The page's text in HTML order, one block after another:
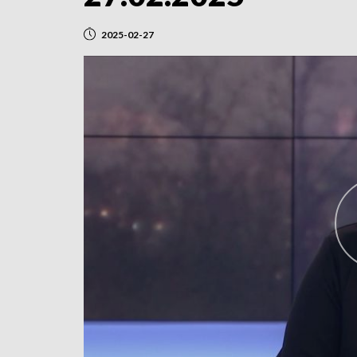
2025-02-27